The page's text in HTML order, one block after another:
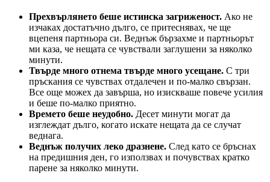
Прехвърлянето беше истинска загриженост. Ако не
изчаках достатъчно дълго, се притеснявах, че ще
вцепеня партньора си. Веднъж бързахме и партньорът
ми каза, че нещата се чувствали заглушени за няколко
минути.
Твърде много отнема твърде много усещане. С три
пръскания се чувствах отдалечен и по-малко свързан.
Все още можех да завърша, но изискваше повече усилия
и беше по-малко приятно.
Времето беше неудобно. Десет минути могат да
изглеждат дълго, когато искате нещата да се случат
веднага.
Веднъж получих леко дразнене. След като се бръснах
на предишния ден, го използвах и почувствах кратко
парене за няколко минути.